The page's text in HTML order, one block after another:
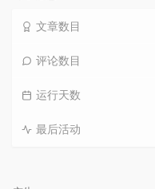
文章数目
评论数目
运行天数
最后活动